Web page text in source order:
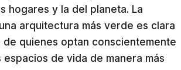
hogares y la del planeta. La
arquitectura más verde es clara
de quienes optan conscientemente
de vida de manera más